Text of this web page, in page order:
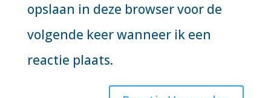
opslaan in deze browser voor de
volgende keer wanneer ik een
reactie plaats.